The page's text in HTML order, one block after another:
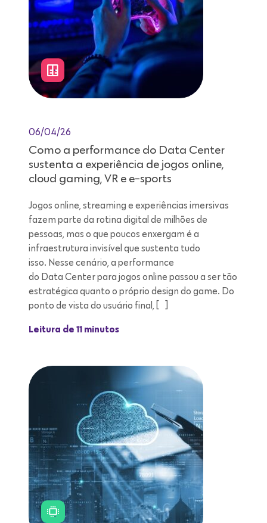
06/04/26
Como a performance do Data Center
sustenta a experiência de jogos online,
cloud gaming, VR e e-sports
Jogos online, streaming e experiências imersivas
fazem parte da rotina digital de milhões de
pessoas, mas o que poucos enxergam é a
infraestrutura invisível que sustenta tudo
isso. Nesse cenário, a performance
do Data Center para jogos online passou a ser tão
estratégica quanto o próprio design do game. Do
ponto de vista do usuário final, […]
Leitura de 11 minutos